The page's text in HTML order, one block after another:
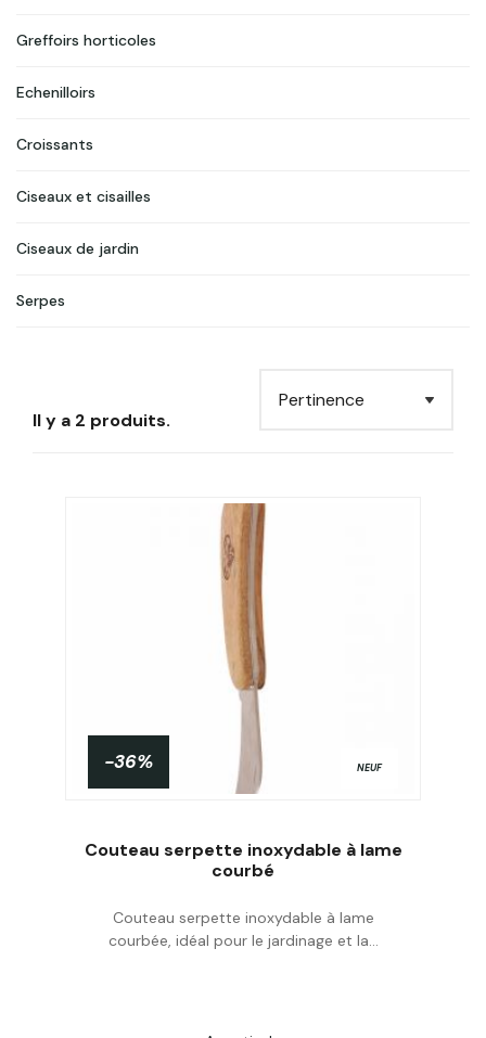
Greffoirs horticoles
Echenilloirs
Croissants
Ciseaux et cisailles
Ciseaux de jardin
Serpes
Il y a 2 produits.
Acheter
-36% NEUF
Couteau serpette inoxydable à lame
courbé
Couteau serpette inoxydable à lame
courbée, idéal pour le jardinage et la...